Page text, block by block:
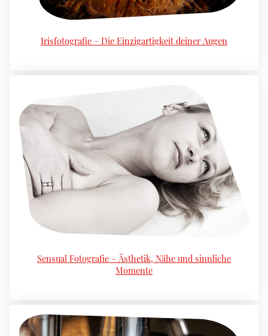
Irisfotografie – Die Einzigartigkeit deiner Augen
Sensual Fotografie – Ästhetik, Nähe und sinnliche
Momente